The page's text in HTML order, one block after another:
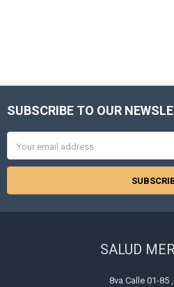
Footer
SUBSCRIBE TO OUR
Address
SALUD
8va Calle 01-85